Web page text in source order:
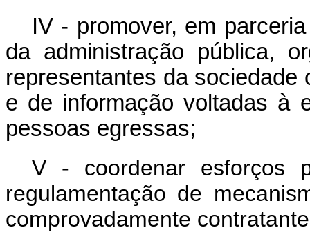
IV - promover, em
da administração pública,
representantes da
e de informação voltadas à
pessoas egressas;
V - coordenar esforços
regulamentação de
comprovadamente